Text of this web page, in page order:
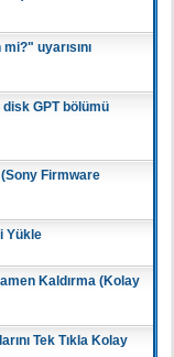
uyarısını
GPT bölümü
Firmware
Yükle
Kaldırma (Kolay
Tek Tıkla Kolay